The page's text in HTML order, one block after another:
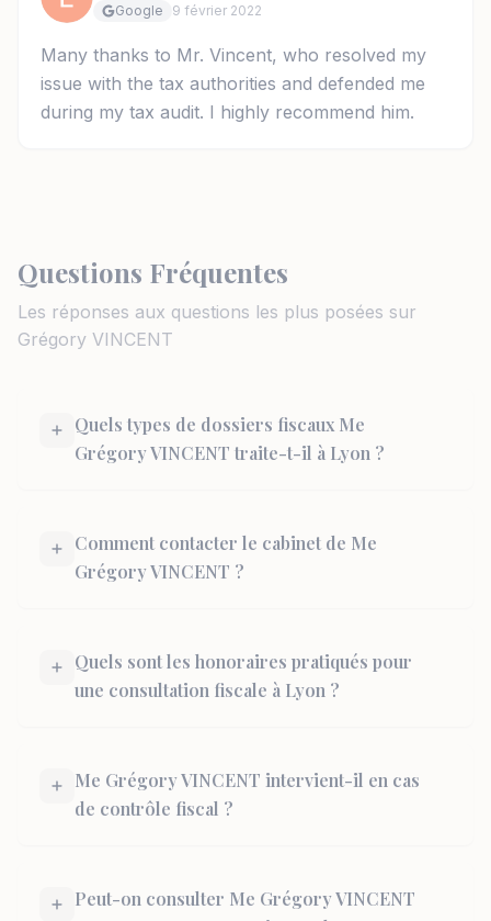
Google 9 février 2022
Many thanks to Mr. Vincent, who resolved my
issue with the tax authorities and defended me
during my tax audit. I highly recommend him.
Questions Fréquentes
Les réponses aux questions les plus posées sur
Grégory VINCENT
Quels types de dossiers fiscaux Me
Grégory VINCENT traite-t-il à Lyon ?
Comment contacter le cabinet de Me
Grégory VINCENT ?
Quels sont les honoraires pratiqués pour
une consultation fiscale à Lyon ?
Me Grégory VINCENT intervient-il en cas
de contrôle fiscal ?
Peut-on consulter Me Grégory VINCENT